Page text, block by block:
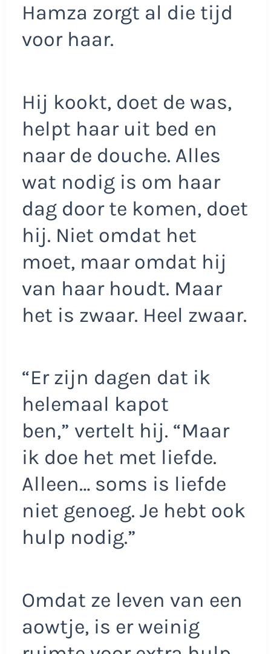
Hamza zorgt al die tijd
voor haar.
Hij kookt, doet de was,
helpt haar uit bed en
naar de douche. Alles
wat nodig is om haar
dag door te komen, doet
hij. Niet omdat het
moet, maar omdat hij
van haar houdt. Maar
het is zwaar. Heel zwaar.
“Er zijn dagen dat ik
helemaal kapot
ben,” vertelt hij. “Maar
ik doe het met liefde.
Alleen… soms is liefde
niet genoeg. Je hebt ook
hulp nodig.”
Omdat ze leven van een
aowtje, is er weinig